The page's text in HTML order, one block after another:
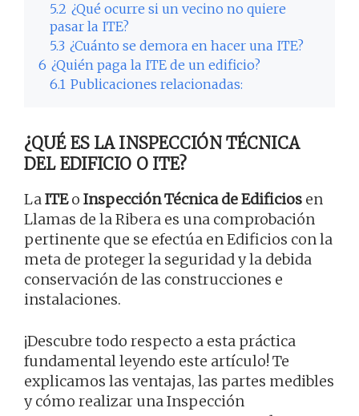
5.2 ¿Qué ocurre si un vecino no quiere
pasar la ITE?
5.3 ¿Cuánto se demora en hacer una ITE?
6 ¿Quién paga la ITE de un edificio?
6.1 Publicaciones relacionadas:
¿QUÉ ES LA INSPECCIÓN TÉCNICA
DEL EDIFICIO O ITE?
LaITEo Inspección Técnica de Edificios en
Llamas de la Ribera es una comprobación
pertinente que se efectúa en Edificios con la
meta de proteger la seguridad y la debida
conservación de las construcciones e
instalaciones.
¡Descubre todo respecto a esta práctica
fundamental leyendo este artículo! Te
explicamos las ventajas, las partes medibles
y cómo realizar una Inspección